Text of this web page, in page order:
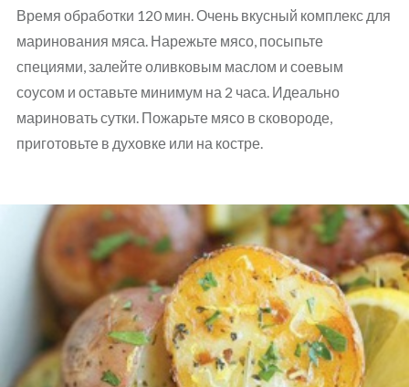
Время обработки 120 мин. Очень вкусный комплекс для
маринования мяса. Нарежьте мясо, посыпьте
специями, залейте оливковым маслом и соевым
соусом и оставьте минимум на 2 часа. Идеально
мариновать сутки. Пожарьте мясо в сковороде,
приготовьте в духовке или на костре.